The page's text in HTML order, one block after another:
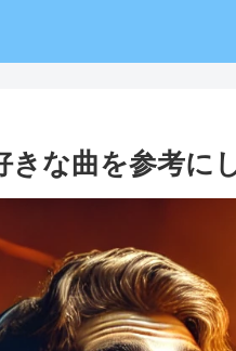
きな曲を参考に